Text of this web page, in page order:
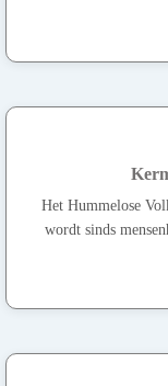
Het Hummelose
wordt sinds